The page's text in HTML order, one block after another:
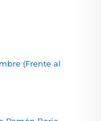
(Frente al